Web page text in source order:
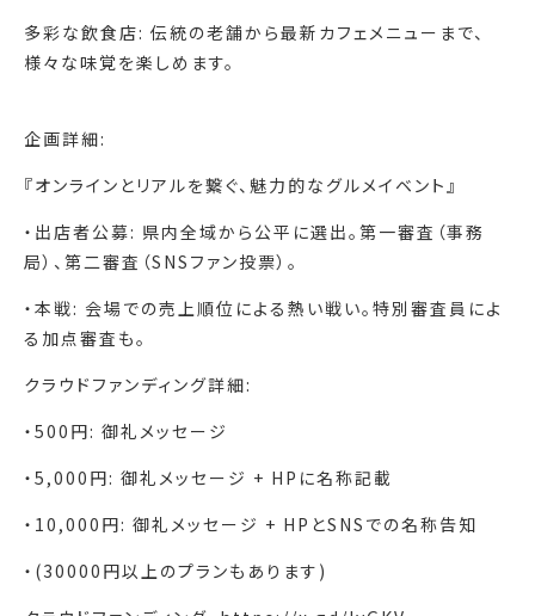
多彩な飲食店: 伝統の老舗から最新カフェメニューまで、
様々な味覚を楽しめます。
企画詳細:
『オンラインとリアルを繋ぐ、魅力的なグルメイベント』
・出店者公募: 県内全域から公平に選出。第一審査（事務
局）、第二審査（SNSファン投票）。
・本戦: 会場での売上順位による熱い戦い。特別審査員によ
る加点審査も。
クラウドファンディング詳細:
・500円: 御礼メッセージ
・5,000円: 御礼メッセージ + HPに名称記載
・10,000円: 御礼メッセージ + HPとSNSでの名称告知
・(30000円以上のプランもあります)